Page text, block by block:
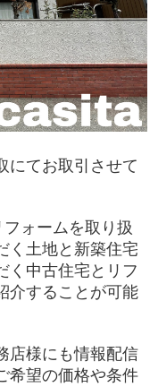
にてお取引させて
ォームを取り扱
く土地と新築住宅
く中古住宅とリフ
介することが可能
店様にも情報配信
希望の価格や条件